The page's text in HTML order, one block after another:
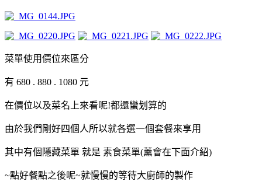
菜單使用價位來區分
有 680 . 880 . 1080 元
在價位以及菜名上來看呢!都還蠻划算的
由於我們剛好四個人所以就各選一個套餐來享用
其中有個隱藏菜單 就是 素食菜單(薰會在下面介紹)
~點好餐點之後呢~就慢慢的等待大廚師的製作